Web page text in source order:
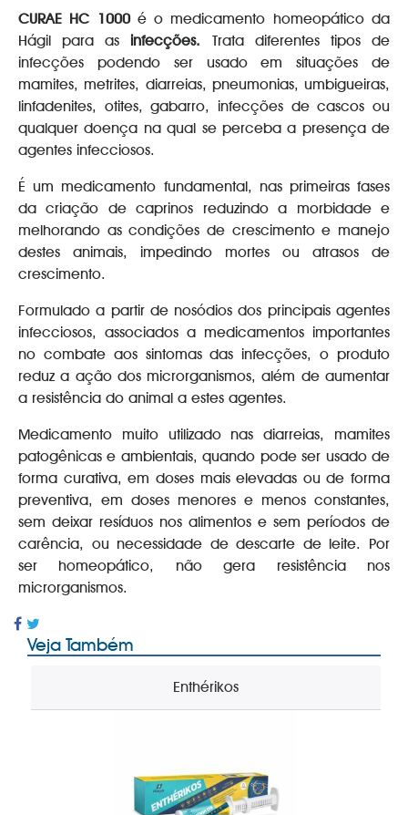
CURAE HC 1000é o medicamento homeopático da
Hágil para as infecções. Trata diferentes tipos de
infecções podendo ser usado em situações de
mamites, metrites, diarreias, pneumonias, umbigueiras,
linfadenites, otites, gabarro, infecções de cascos ou
qualquer doença na qual se perceba a presença de
agentes infecciosos.
É um medicamento fundamental, nas primeiras fases
da criação de caprinos reduzindo a morbidade e
melhorando as condições de crescimento e manejo
destes animais, impedindo mortes ou atrasos de
crescimento.
Formulado a partir de nosódios dos principais agentes
infecciosos, associados a medicamentos importantes
no combate aos sintomas das infecções, o produto
reduz a ação dos microrganismos, além de aumentar
a resistência do animal a estes agentes.
Medicamento muito utilizado nas diarreias, mamites
patogênicas e ambientais, quando pode ser usado de
forma curativa, em doses mais elevadas ou de forma
preventiva, em doses menores e menos constantes,
sem deixar resíduos nos alimentos e sem períodos de
carência, ou necessidade de descarte de leite. Por
ser homeopático, não gera resistência nos
microrganismos.
Veja Também
Enthérikos